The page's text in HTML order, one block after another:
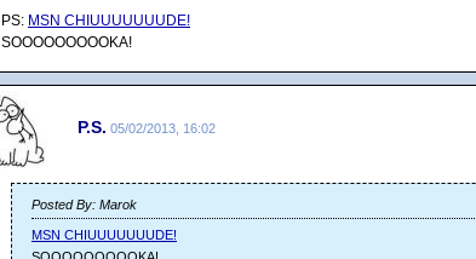
PS: MSN CHIUUUUUUUDE!
SOOOOOOOOOKA!
P.S. 05/02/2013, 16:02
Posted By: Marok
MSN CHIUUUUUUUDE!
SOOOOOOOOOKA!